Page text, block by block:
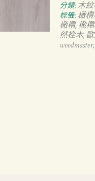
分類: 木
標籤: 橄
橄欖, 橄
然栓木,
woodmaster,